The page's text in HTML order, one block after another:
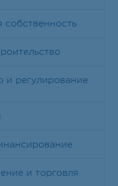
собственность
и регулирование
и торговля